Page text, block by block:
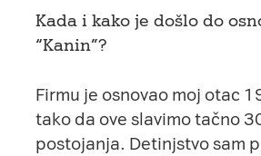
Kada i kako je došlo do
“Kanin”?
Firmu je osnovao moj otac
tako da ove slavimo tačno
postojanja. Detinjstvo sam